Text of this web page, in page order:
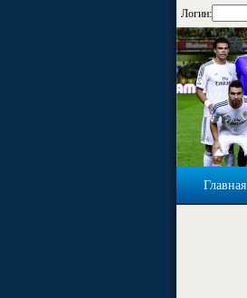
Логин:
Главная